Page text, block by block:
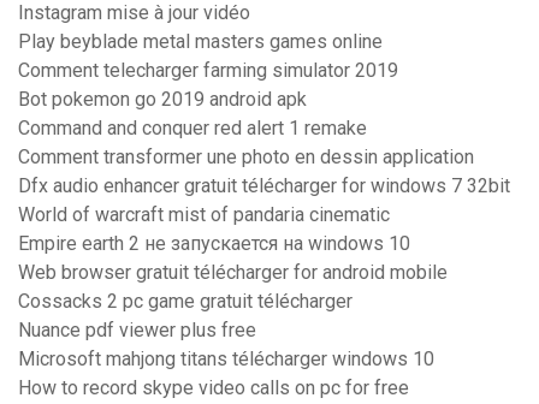
Instagram mise à jour vidéo
Play beyblade metal masters games online
Comment telecharger farming simulator 2019
Bot pokemon go 2019 android apk
Command and conquer red alert 1 remake
Comment transformer une photo en dessin application
Dfx audio enhancer gratuit télécharger for windows 7 32bit
World of warcraft mist of pandaria cinematic
Empire earth 2 не запускается на windows 10
Web browser gratuit télécharger for android mobile
Cossacks 2 pc game gratuit télécharger
Nuance pdf viewer plus free
Microsoft mahjong titans télécharger windows 10
How to record skype video calls on pc for free